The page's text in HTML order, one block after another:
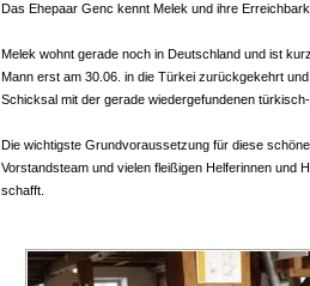
Das Ehepaar Genc kennt Melek und ihre
Melek wohnt gerade noch in Deutschland und ist
Mann erst am 30.06. in die Türkei zurückgekehrt
Schicksal mit der gerade wiedergefundenen
Die wichtigste Grundvoraussetzung für diese
Vorstandsteam und vielen fleißigen Helferinnen und
schafft.